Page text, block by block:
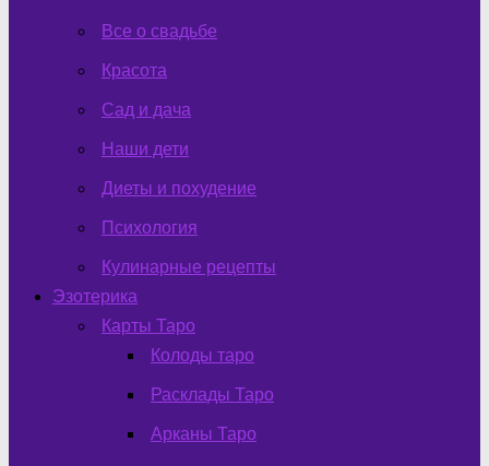
Все о свадьбе
Красота
Сад и дача
Наши дети
Диеты и похудение
Психология
Кулинарные рецепты
Эзотерика
Карты Таро
Колоды таро
Расклады Таро
Арканы Таро